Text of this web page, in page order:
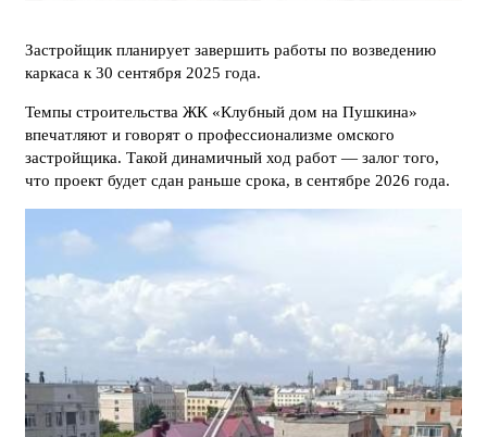
Застройщик планирует завершить работы по возведению
каркаса к 30 сентября 2025 года.
Темпы строительства ЖК «Клубный дом на Пушкина»
впечатляют и говорят о профессионализме омского
застройщика. Такой динамичный ход работ — залог того,
что проект будет сдан раньше срока, в сентябре 2026 года.